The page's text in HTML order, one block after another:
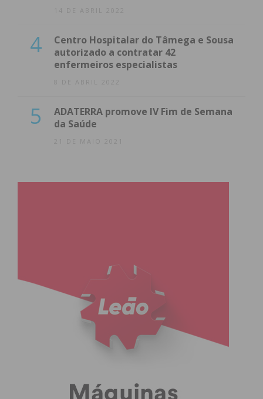
14 DE ABRIL 2022
4
Centro Hospitalar do Tâmega e Sousa
autorizado a contratar 42
enfermeiros especialistas
8 DE ABRIL 2022
5
ADATERRA promove IV Fim de Semana
da Saúde
21 DE MAIO 2021